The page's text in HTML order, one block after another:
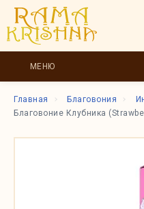
МЕНЮ
Главная Благовония
Благовоние Клубника